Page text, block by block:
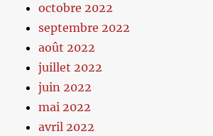
octobre 2022
septembre 2022
août 2022
juillet 2022
juin 2022
mai 2022
avril 2022